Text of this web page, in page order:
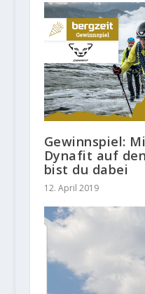
Gewinnspiel:
Dynafit auf
bist du dabei
12. April 2019